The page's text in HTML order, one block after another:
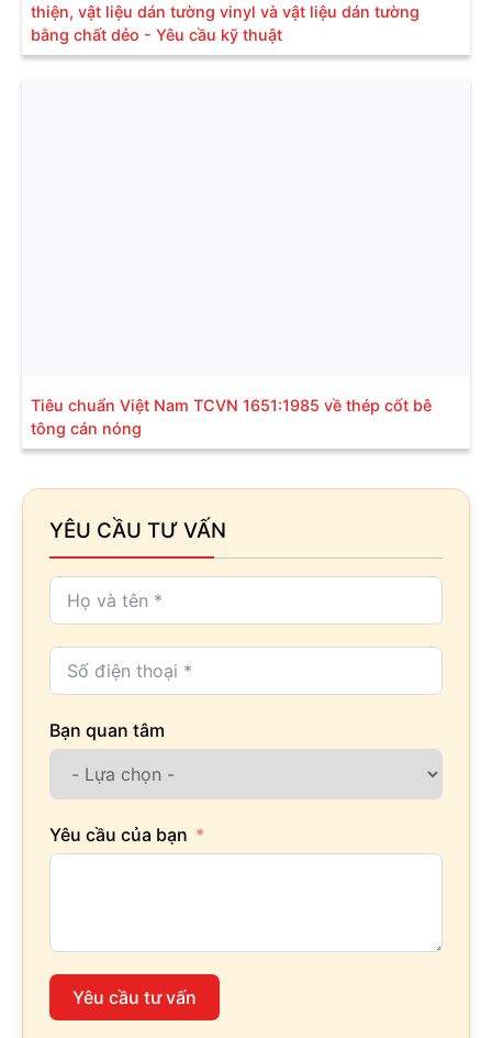
thiện, vật liệu dán tường vinyl và vật liệu dán tường
bằng chất dẻo - Yêu cầu kỹ thuật
Tiêu chuẩn Việt Nam TCVN 1651:1985 về thép cốt bê
tông cán nóng
YÊU CẦU TƯ VẤN
Bạn quan tâm
Yêu cầu của bạn
Yêu cầu tư vấn